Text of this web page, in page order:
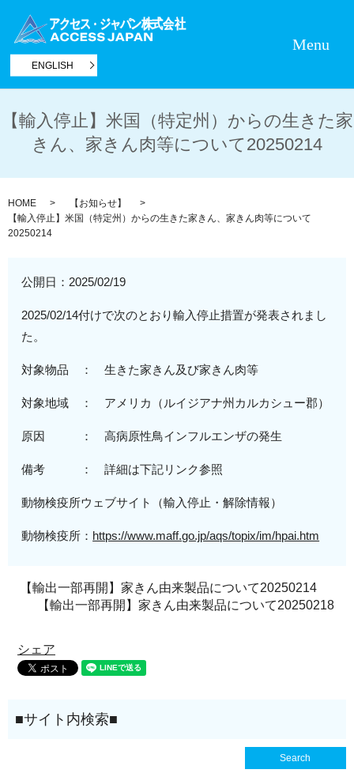
ENGLISH
Menu
【輸入停止】米国（特定州）からの生きた家
きん、家きん肉等について20250214
HOME
【お知らせ】
【輸入停止】米国（特定州）からの生きた家きん、家きん肉等について
20250214
公開日： 2025/02/19
2025/02/14付けで次のとおり輸入停止措置が発表されまし
た。
対象物品 ： 生きた家きん及び家きん肉等
対象地域 ： アメリカ（ ルイジアナ州カルカシュー郡）
原因 ：高病原性鳥インフルエンザの発生
備考 ： 詳細は下記リンク参照
動物検疫所ウェブサイト（輸入停止・解除情報）
動物検疫所： https://www.maff.go.jp/aqs/topix/im/hpai.htm
【輸出一部再開】家きん由来製品について20250214
【輸出一部再開】家きん由来製品について20250218
シェア